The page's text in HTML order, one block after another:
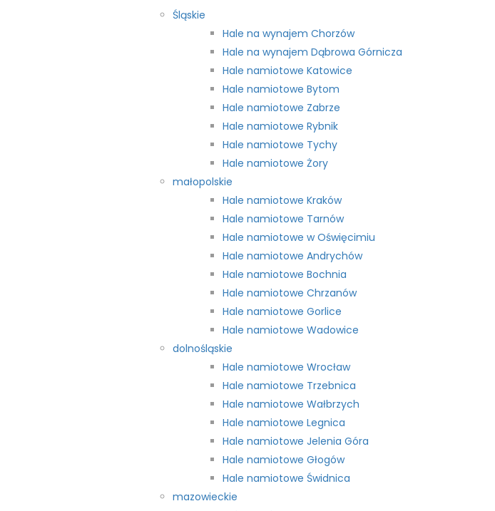
Śląskie
Hale na wynajem Chorzów
Hale na wynajem Dąbrowa Górnicza
Hale namiotowe Katowice
Hale namiotowe Bytom
Hale namiotowe Zabrze
Hale namiotowe Rybnik
Hale namiotowe Tychy
Hale namiotowe Żory
małopolskie
Hale namiotowe Kraków
Hale namiotowe Tarnów
Hale namiotowe w Oświęcimiu
Hale namiotowe Andrychów
Hale namiotowe Bochnia
Hale namiotowe Chrzanów
Hale namiotowe Gorlice
Hale namiotowe Wadowice
dolnośląskie
Hale namiotowe Wrocław
Hale namiotowe Trzebnica
Hale namiotowe Wałbrzych
Hale namiotowe Legnica
Hale namiotowe Jelenia Góra
Hale namiotowe Głogów
Hale namiotowe Świdnica
mazowieckie